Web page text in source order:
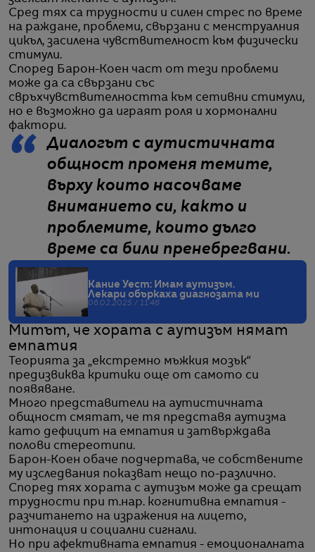
Сред тях са трудности и силен стрес по време
на раждане, проблеми, свързани с менструалния
цикъл, засилена чувствителност към физически
стимули.
Според Барон-Коен част от тези проблеми
може да са свързани със
свръхчувствителността към сетивни стимули,
но е възможно да играят роля и хормонални
фактори.
Диалогът с аутистичната
общност променя темите,
върху които насочваме
вниманието си, както и
проблемите, които дълго
време са били пренебрегвани.
Кание Уест: Имам аутизъм.
Лекари объркаха диагнозата ми
06.02.2025 / 11:46
Митът, че хората с аутизъм нямат
емпатия
Теорията за „екстремно мъжкия мозък“
предизвиква критики още от самото си
появяване.
Много представители на аутистичната
общност смятат, че тя представя аутизма
като дефицит на емпатия и затвърждава
полови стереотипи.
Барон-Коен обаче подчертава, че собствените
му изследвания показват нещо по-различно.
Според тях хората с аутизъм може да срещат
трудности при т.нар. когнитивна емпатия -
разчитането на изражения на лицето,
интонация и социални сигнали.
Но при афективната емпатия - емоционалната